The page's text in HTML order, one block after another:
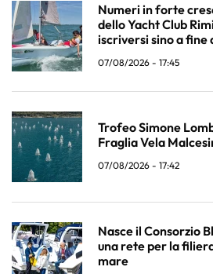
Numeri in forte
dello Yacht Club
iscriversi sino a fine
07/08/2026 - 17:45
Trofeo Simone
Fraglia Vela
07/08/2026 - 17:42
Nasce il Consorzio
una rete per la
mare